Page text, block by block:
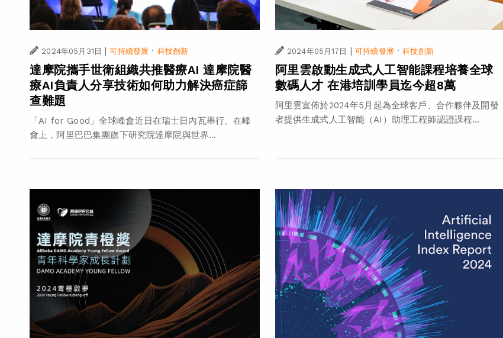
2024年05月31日 | 可持續發展 · 科技創新
達摩院攜手世衛組織共推醫療AI 達摩院醫
療AI負責人分享技術如何助力解決癌症篩
查難題
「AI for Good」全球峰會近日在瑞士日內瓦舉行。在峰
會上，阿里巴巴集團旗下研究院達摩院與世界...
2024年05月17日 | 可持續發展 ·科技創新
阿里雲啟動生成式人工智能課程培養全球
數碼人才 在港培訓學員迄今超8萬
阿里雲宣佈於2024年5月起為全球客戶、合作夥伴及開發
者提供生成式人工智能（AI）助理工程師認證課程...